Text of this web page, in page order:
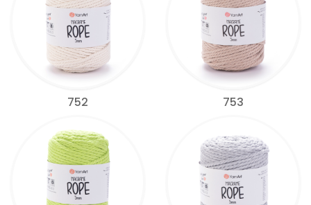
752 753